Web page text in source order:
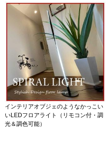
インテリアオブジェのようなかっこい
いLEDフロアライト（リモコン付・調
光＆調色可能）